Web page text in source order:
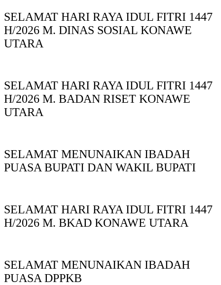
SELAMAT HARI RAYA IDUL FITRI 1447
H/2026 M. DINAS SOSIAL KONAWE
UTARA
SELAMAT HARI RAYA IDUL FITRI 1447
H/2026 M. BADAN RISET KONAWE
UTARA
SELAMAT MENUNAIKAN IBADAH
PUASA BUPATI DAN WAKIL BUPATI
SELAMAT HARI RAYA IDUL FITRI 1447
H/2026 M. BKAD KONAWE UTARA
SELAMAT MENUNAIKAN IBADAH
PUASA DPPKB